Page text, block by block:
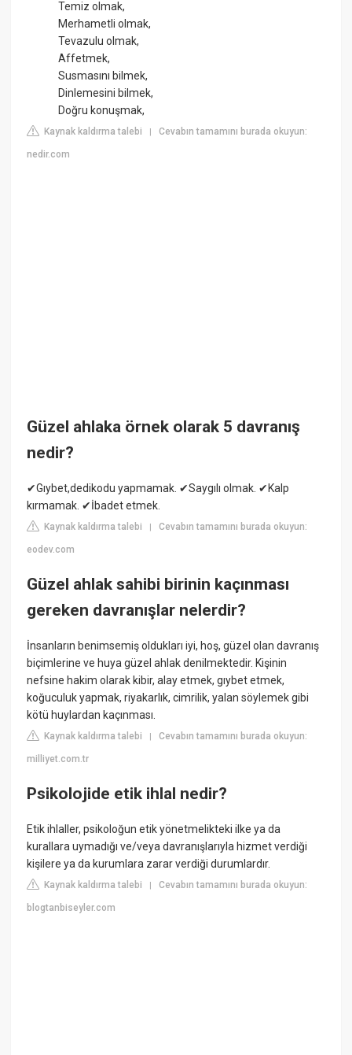
Temiz olmak,
Merhametli olmak,
Tevazulu olmak,
Affetmek,
Susmasını bilmek,
Dinlemesini bilmek,
Doğru konuşmak,
Kaynak kaldırma talebi |Cevabın tamamını burada okuyun:
nedir.com
Güzel ahlaka örnek olarak 5 davranış
nedir?
✔Gıybet,dedikodu yapmamak. ✔Saygılı olmak. ✔Kalp
kırmamak. ✔İbadet etmek.
Kaynak kaldırma talebi |Cevabın tamamını burada okuyun:
eodev.com
Güzel ahlak sahibi birinin kaçınması
gereken davranışlar nelerdir?
İnsanların benimsemiş oldukları iyi, hoş, güzel olan davranış
biçimlerine ve huya güzel ahlak denilmektedir. Kişinin
nefsine hakim olarak kibir, alay etmek, gıybet etmek,
koğuculuk yapmak, riyakarlık, cimrilik, yalan söylemek gibi
kötü huylardan kaçınması.
Kaynak kaldırma talebi |Cevabın tamamını burada okuyun:
milliyet.com.tr
Psikolojide etik ihlal nedir?
Etik ihlaller, psikoloğun etik yönetmelikteki ilke ya da
kurallara uymadığı ve/veya davranışlarıyla hizmet verdiği
kişilere ya da kurumlara zarar verdiği durumlardır.
Kaynak kaldırma talebi |Cevabın tamamını burada okuyun:
blogtanbiseyler.com